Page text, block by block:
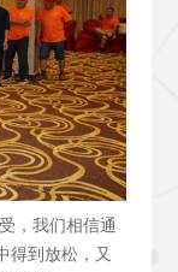
，我们相信通
得到放松，又